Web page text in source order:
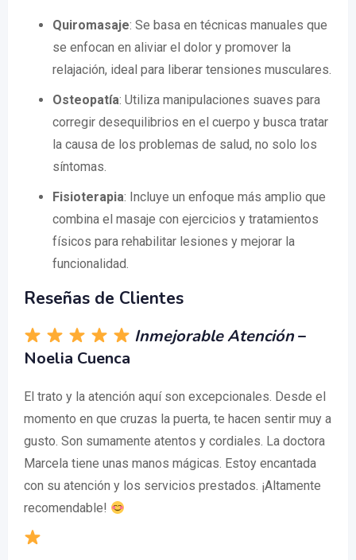
Quiromasaje: Se basa en técnicas manuales que
se enfocan en aliviar el dolor y promover la
relajación, ideal para liberar tensiones musculares.
Osteopatía: Utiliza manipulaciones suaves para
corregir desequilibrios en el cuerpo y busca tratar
la causa de los problemas de salud, no solo los
síntomas.
Fisioterapia: Incluye un enfoque más amplio que
combina el masaje con ejercicios y tratamientos
físicos para rehabilitar lesiones y mejorar la
funcionalidad.
Reseñas de Clientes
Inmejorable Atención–
Noelia Cuenca
El trato y la atención aquí son excepcionales. Desde el
momento en que cruzas la puerta, te hacen sentir muy a
gusto. Son sumamente atentos y cordiales. La doctora
Marcela tiene unas manos mágicas. Estoy encantada
con su atención y los servicios prestados. ¡Altamente
recomendable!